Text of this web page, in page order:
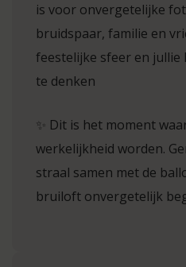
is voor onvergetelijke
bruidspaar, familie en
feestelijke sfeer en jullie
te denken
✨ Dit is het moment
werkelijkheid worden.
straal samen met de
bruiloft onvergetelijk